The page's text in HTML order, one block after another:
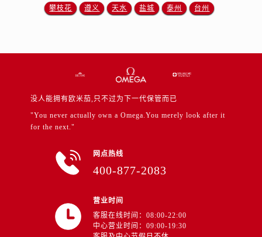
攀枝花 遵义 天水 盐城 泰州 台州
没人能拥有欧米茄,只不过为下一代保管而已
"You never actually own a Omega.You merely look after it
for the next."
网点热线
400-877-2083
营业时间
客服在线时间：08:00-22:00
中心营业时间：09:00-19:30